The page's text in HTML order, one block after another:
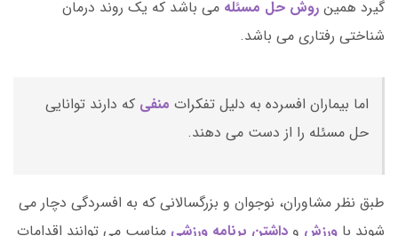
گیرد همین روش حل مسئله می باشد که یک روند درمان
شناختی رفتاری می باشد.
اما بیماران افسرده به دلیل تفکرات منفی که دارند توانایی
حل مسئله را از دست می دهند.
طبق نظر مشاوران، نوجوان و بزرگسالانی که به افسردگی دچار می
شوند با ورزش و داشتن برنامه ورزشی مناسب می توانند اقدامات